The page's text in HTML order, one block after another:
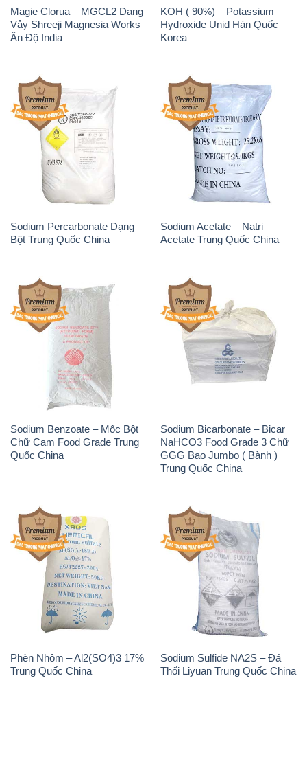
Sodium Percarbonate Dạng
Bột Trung Quốc China
Sodium Acetate – Natri
Acetate Trung Quốc China
Sodium Benzoate – Mốc Bột
Chữ Cam Food Grade Trung
Quốc China
Sodium Bicarbonate – Bicar
NaHCO3 Food Grade 3 Chữ
GGG Bao Jumbo ( Bành )
Trung Quốc China
Phèn Nhôm – Al2(SO4)3 17%
Trung Quốc China
Sodium Sulfide NA2S – Đá
Thối Liyuan Trung Quốc China